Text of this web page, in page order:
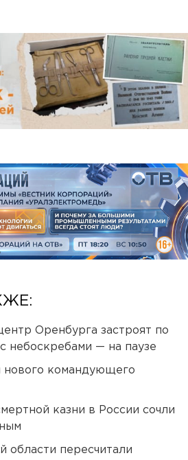
Оренбурга застроят по
небоскребами — на паузе
нового командующего
казни в России сочли
области пересчитали